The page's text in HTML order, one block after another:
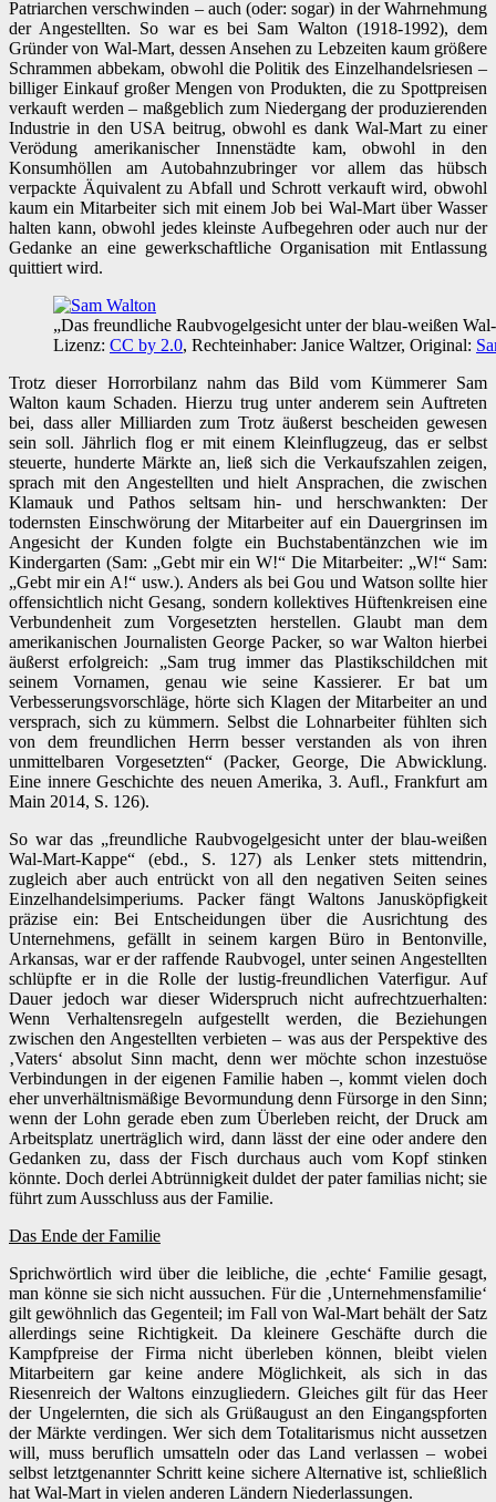
Patriarchen verschwinden – auch (oder: sogar) in der Wahrnehmung
der Angestellten. So war es bei Sam Walton (1918-1992), dem
Gründer von Wal-Mart, dessen Ansehen zu Lebzeiten kaum größere
Schrammen abbekam, obwohl die Politik des Einzelhandelsriesen –
billiger Einkauf großer Mengen von Produkten, die zu Spottpreisen
verkauft werden – maßgeblich zum Niedergang der produzierenden
Industrie in den USA beitrug, obwohl es dank Wal-Mart zu einer
Verödung amerikanischer Innenstädte kam, obwohl in den
Konsumhöllen am Autobahnzubringer vor allem das hübsch
verpackte Äquivalent zu Abfall und Schrott verkauft wird, obwohl
kaum ein Mitarbeiter sich mit einem Job bei Wal-Mart über Wasser
halten kann, obwohl jedes kleinste Aufbegehren oder auch nur der
Gedanke an eine gewerkschaftliche Organisation mit Entlassung
quittiert wird.
„Das freundliche Raubvogelgesicht unter der blau-weißen
Lizenz: CC by 2.0, Rechteinhaber: Janice Waltzer, Original:
Trotz dieser Horrorbilanz nahm das Bild vom Kümmerer Sam
Walton kaum Schaden. Hierzu trug unter anderem sein Auftreten
bei, dass aller Milliarden zum Trotz äußerst bescheiden gewesen
sein soll. Jährlich flog er mit einem Kleinflugzeug, das er selbst
steuerte, hunderte Märkte an, ließ sich die Verkaufszahlen zeigen,
sprach mit den Angestellten und hielt Ansprachen, die zwischen
Klamauk und Pathos seltsam hin- und herschwankten: Der
todernsten Einschwörung der Mitarbeiter auf ein Dauergrinsen im
Angesicht der Kunden folgte ein Buchstabentänzchen wie im
Kindergarten (Sam: „Gebt mir ein W!“ Die Mitarbeiter: „W!“ Sam:
„Gebt mir ein A!“ usw.). Anders als bei Gou und Watson sollte hier
offensichtlich nicht Gesang, sondern kollektives Hüftenkreisen eine
Verbundenheit zum Vorgesetzten herstellen. Glaubt man dem
amerikanischen Journalisten George Packer, so war Walton hierbei
äußerst erfolgreich: „Sam trug immer das Plastikschildchen mit
seinem Vornamen, genau wie seine Kassierer. Er bat um
Verbesserungsvorschläge, hörte sich Klagen der Mitarbeiter an und
versprach, sich zu kümmern. Selbst die Lohnarbeiter fühlten sich
von dem freundlichen Herrn besser verstanden als von ihren
unmittelbaren Vorgesetzten“ (Packer, George, Die Abwicklung.
Eine innere Geschichte des neuen Amerika, 3. Aufl., Frankfurt am
Main 2014, S. 126).
So war das „freundliche Raubvogelgesicht unter der blau-weißen
Wal-Mart-Kappe“ (ebd., S. 127) als Lenker stets mittendrin,
zugleich aber auch entrückt von all den negativen Seiten seines
Einzelhandelsimperiums. Packer fängt Waltons Janusköpfigkeit
präzise ein: Bei Entscheidungen über die Ausrichtung des
Unternehmens, gefällt in seinem kargen Büro in Bentonville,
Arkansas, war er der raffende Raubvogel, unter seinen Angestellten
schlüpfte er in die Rolle der lustig-freundlichen Vaterfigur. Auf
Dauer jedoch war dieser Widerspruch nicht aufrechtzuerhalten:
Wenn Verhaltensregeln aufgestellt werden, die Beziehungen
zwischen den Angestellten verbieten – was aus der Perspektive des
‚Vaters‘ absolut Sinn macht, denn wer möchte schon inzestuöse
Verbindungen in der eigenen Familie haben –, kommt vielen doch
eher unverhältnismäßige Bevormundung denn Fürsorge in den Sinn;
wenn der Lohn gerade eben zum Überleben reicht, der Druck am
Arbeitsplatz unerträglich wird, dann lässt der eine oder andere den
Gedanken zu, dass der Fisch durchaus auch vom Kopf stinken
könnte. Doch derlei Abtrünnigkeit duldet der pater familias nicht; sie
führt zum Ausschluss aus der Familie.
Das Ende der Familie
Sprichwörtlich wird über die leibliche, die ‚echte‘ Familie gesagt,
man könne sie sich nicht aussuchen. Für die ‚Unternehmensfamilie‘
gilt gewöhnlich das Gegenteil; im Fall von Wal-Mart behält der Satz
allerdings seine Richtigkeit. Da kleinere Geschäfte durch die
Kampfpreise der Firma nicht überleben können, bleibt vielen
Mitarbeitern gar keine andere Möglichkeit, als sich in das
Riesenreich der Waltons einzugliedern. Gleiches gilt für das Heer
der Ungelernten, die sich als Grüßaugust an den Eingangspforten
der Märkte verdingen. Wer sich dem Totalitarismus nicht aussetzen
will, muss beruflich umsatteln oder das Land verlassen – wobei
selbst letztgenannter Schritt keine sichere Alternative ist, schließlich
hat Wal-Mart in vielen anderen Ländern Niederlassungen.